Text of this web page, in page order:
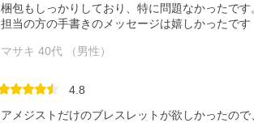
梱包もしっかりしており、特に問題なかったです
担当の方の手書きのメッセージは嬉しかったです
マサキ 40代 （男性）
4.8
アメジストだけのブレスレットが欲しかったの